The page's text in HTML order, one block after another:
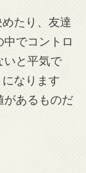
たり、友達
でコントロ
いと平気で
なります
があるものだ